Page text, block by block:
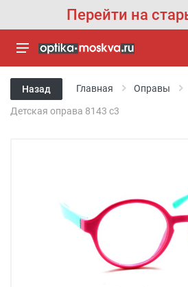
Перейти на
Назад Главная Оправы
Детская оправа 8143 с3